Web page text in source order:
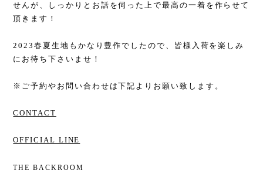
せんが、しっかりとお話を伺った上で最高の一着を作らせて
頂きます！
2023春夏生地もかなり豊作でしたので、皆様入荷を楽しみ
にお待ち下さいませ！
※ご予約やお問い合わせは下記よりお願い致します。
CONTACT
OFFICIAL LINE
THE BACKROOM